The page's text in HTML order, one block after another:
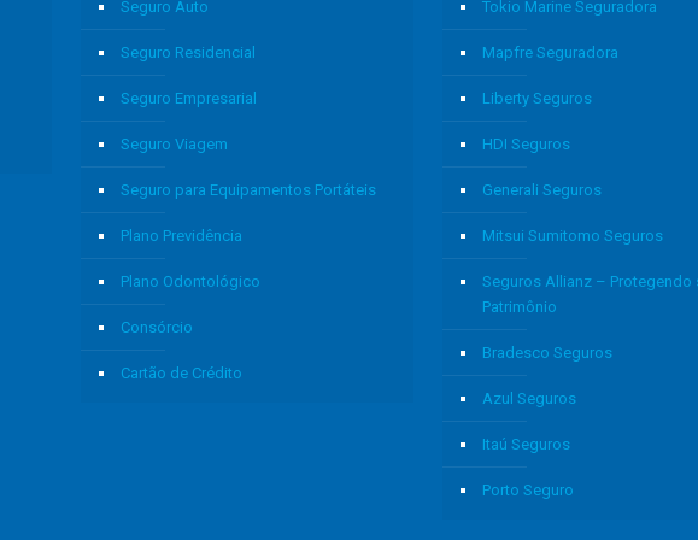
Seguro Auto
Seguro Residencial
Seguro Empresarial
Seguro Viagem
Seguro para Equipamentos Portáteis
Plano Previdência
Plano Odontológico
Consórcio
Cartão de Crédito
Tokio Marine Seguradora
Mapfre Seguradora
Liberty Seguros
HDI Seguros
Generali Seguros
Mitsui Sumitomo Seguros
Seguros Allianz – Protegendo
Patrimônio
Bradesco Seguros
Azul Seguros
Itaú Seguros
Porto Seguro